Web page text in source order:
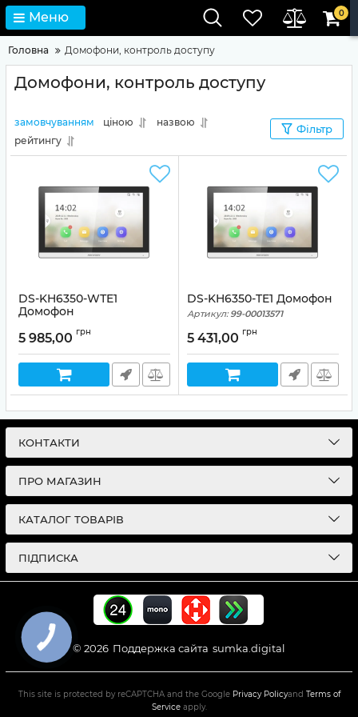
Меню 0
Головна Домофони, контроль доступу
Домофони, контроль доступу
замовчуванням ціною
назвою
рейтингу
Фільтр
DS-KH6350-WТE1
Домофон
5 985,00 грн
DS-KH6350-TE1 Домофон
Артикул: 99-00013571
5 431,00 грн
КОНТАКТИ
ПРО МАГАЗИН
КАТАЛОГ ТОВАРІВ
ПІДПИСКА
© 2026 Поддержка сайта sumka.digital
This site is protected by reCAPTCHA and the Google Privacy Policyand Terms of
Serviceapply.